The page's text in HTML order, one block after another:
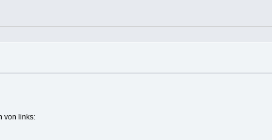
von links: